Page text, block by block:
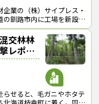
ダストリアルパーク工場
性能全自動加工ラインなど
。
カエゾマツや道南のスギな
木消費量は10万m3程度でス
には約36万m3に増やして
～50人を見込んでいる。
、10万m3を超える規模の大
業の（株）サイプレス・
釧路市内に工場を新設す
紙（株）釧路工場跡地に
交林林
レポー
せると、毛ガニやホタテ